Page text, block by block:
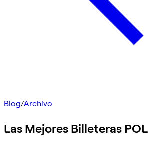
Blog/Archivo
Las Mejores Billeteras